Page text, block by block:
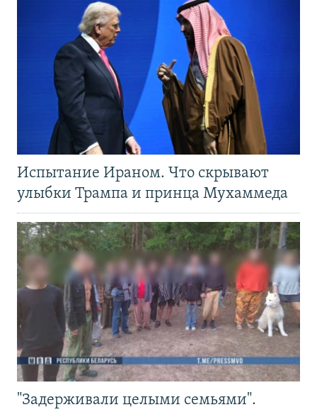
Испытание Ираном. Что скрывают
улыбки Трампа и принца Мухаммеда
"Задерживали целыми семьями".